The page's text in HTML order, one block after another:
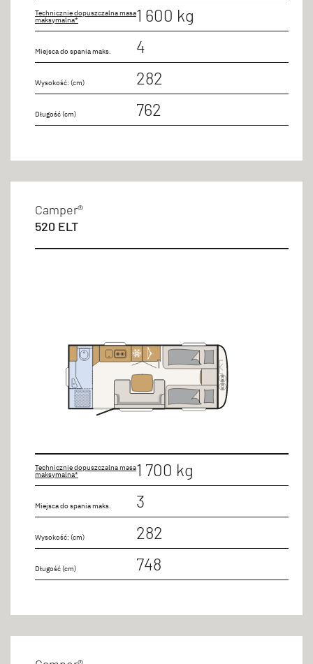
Technicznie dopuszczalna masa
maksymalna* 1 600 kg
Miejsca do spania maks. 4
Wysokość: (cm) 282
Długość (cm) 762
Camper®
520 ELT
Technicznie dopuszczalna masa
maksymalna* 1 700 kg
Miejsca do spania maks. 3
Wysokość: (cm) 282
Długość (cm) 748